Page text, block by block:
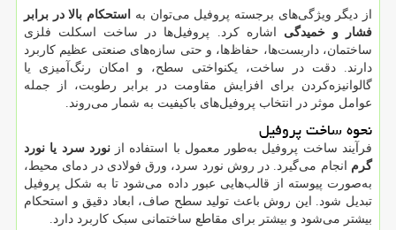
از دیگر ویژگی‌های برجسته پروفیل می‌توان به
استحکام بالا در برابر
فشار و خمیدگی اشاره کرد. پروفیل‌ها در ساخت اسکلت فلزی
ساختمان، داربست‌ها، حفاظ‌ها، و حتی سازه‌های صنعتی عظیم کاربرد
دارند. دقت در ساخت، یکنواختی سطح، و امکان رنگ‌آمیزی یا
گالوانیزه‌کردن برای افزایش مقاومت در برابر رطوبت، از جمله
عوامل موثر در انتخاب پروفیل‌های باکیفیت به شمار می‌روند.
نحوه ساخت پروفیل
فرآیند ساخت پروفیل به‌طور معمول با استفاده ازنورد سرد یا نورد
گرم انجام می‌گیرد. در روش نورد سرد، ورق فولادی در دمای محیط،
به‌صورت پیوسته از قالب‌هایی عبور داده می‌شود تا به شکل پروفیل
تبدیل شود. این روش باعث تولید سطح صاف، ابعاد دقیق و استحکام
بیشتر می‌شود و بیشتر برای مقاطع ساختمانی سبک کاربرد دارد.